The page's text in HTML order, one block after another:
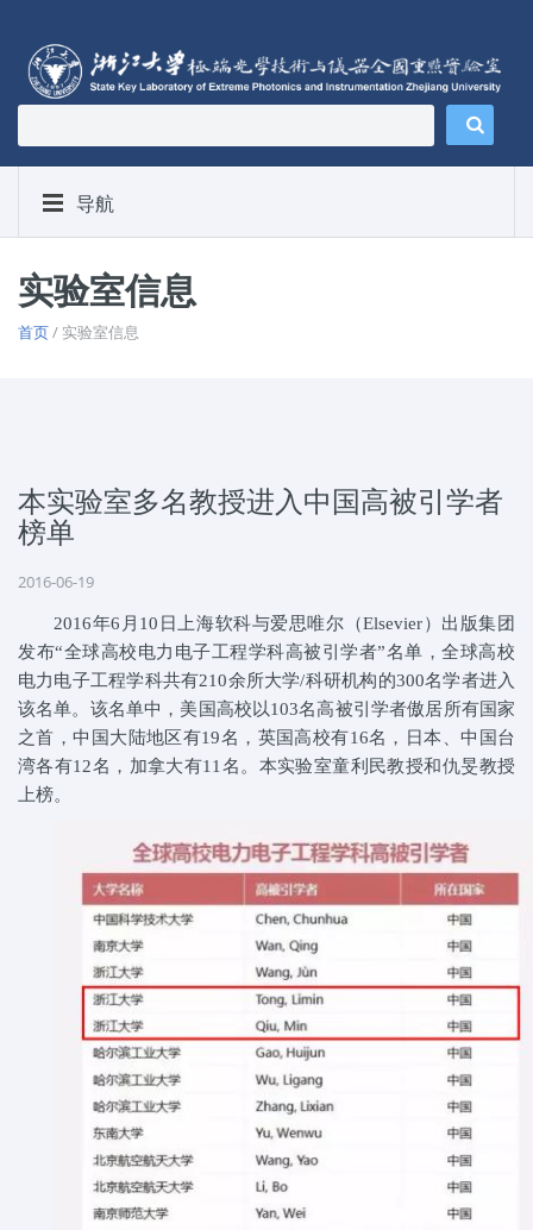
导航
实验室信息
首页/ 实验室信息
本实验室多名教授进入中国高被引学者
榜单
2016-06-19
2016年6月10日上海软科与爱思唯尔（Elsevier）出版集团
发布“全球高校电力电子工程学科高被引学者”名单，全球高校
电力电子工程学科共有210余所大学/科研机构的300名学者进入
该名单。该名单中，美国高校以103名高被引学者傲居所有国家
之首，中国大陆地区有19名，英国高校有16名，日本、中国台
湾各有12名，加拿大有11名。本实验室童利民教授和仇旻教授
上榜。